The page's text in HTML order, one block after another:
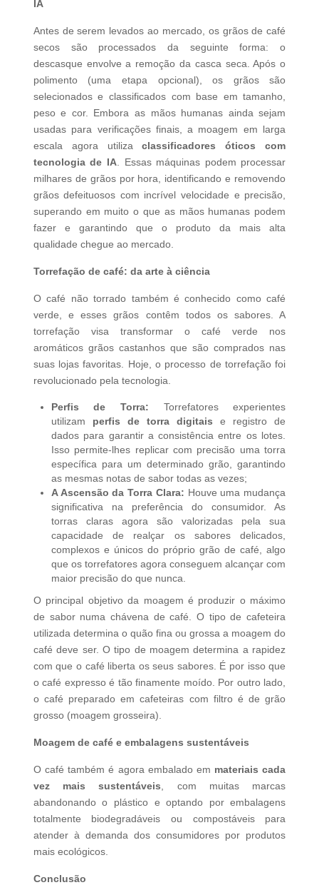
IA
Antes de serem levados ao mercado, os grãos de café
secos são processados ​​da seguinte forma: o
descasque envolve a remoção da casca seca. Após o
polimento (uma etapa opcional), os grãos são
selecionados e classificados com base em tamanho,
peso e cor. Embora as mãos humanas ainda sejam
usadas para verificações finais, a moagem em larga
escala agora utilizaclassificadores óticos com
tecnologia de IA. Essas máquinas podem processar
milhares de grãos por hora, identificando e removendo
grãos defeituosos com incrível velocidade e precisão,
superando em muito o que as mãos humanas podem
fazer e garantindo que o produto da mais alta
qualidade chegue ao mercado.
Torrefação de café: da arte à ciência
O café não torrado também é conhecido como café
verde, e esses grãos contêm todos os sabores. A
torrefação visa transformar o café verde nos
aromáticos grãos castanhos que são comprados nas
suas lojas favoritas. Hoje, o processo de torrefação foi
revolucionado pela tecnologia.
Perfis de Torra: Torrefatores experientes
utilizam perfis de torra digitais e registro de
dados para garantir a consistência entre os lotes.
Isso permite-lhes replicar com precisão uma torra
específica para um determinado grão, garantindo
as mesmas notas de sabor todas as vezes;
A Ascensão da Torra Clara: Houve uma mudança
significativa na preferência do consumidor. As
torras claras agora são valorizadas pela sua
capacidade de realçar os sabores delicados,
complexos e únicos do próprio grão de café, algo
que os torrefatores agora conseguem alcançar com
maior precisão do que nunca.
O principal objetivo da moagem é produzir o máximo
de sabor numa chávena de café. O tipo de cafeteira
utilizada determina o quão fina ou grossa a moagem do
café deve ser. O tipo de moagem determina a rapidez
com que o café liberta os seus sabores. É por isso que
o café expresso é tão finamente moído. Por outro lado,
o café preparado em cafeteiras com filtro é de grão
grosso (moagem grosseira).
Moagem de café e embalagens sustentáveis
O café também é agora embalado em materiais cada
vez mais sustentáveis , com muitas marcas
abandonando o plástico e optando por embalagens
totalmente biodegradáveis ​​ou compostáveis ​​para
atender à demanda dos consumidores por produtos
mais ecológicos.
Conclusão